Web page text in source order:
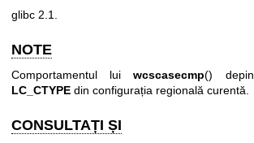
glibc 2.1.
NOTE
Comportamentul luiwcscasecmp()
LC_CTYPE din configurația regională curentă.
CONSULTAȚI ȘI